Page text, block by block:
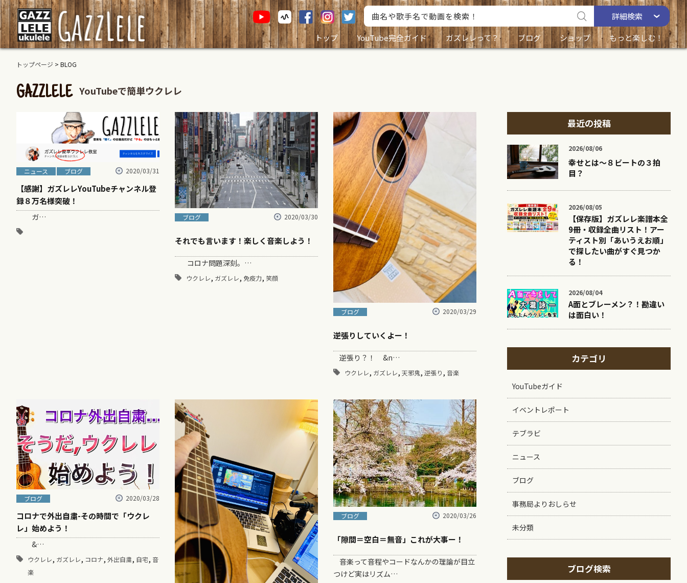
詳細検索
トップ
YouTube完全ガイド ガズレレって？ ブログ ショップ もっと楽しむ！
トップページ > BLOG
GAZZLELE YouTubeで簡単ウクレレ
ニュース ブログ 2020/03/31
【感謝】ガズレレYouTubeチャンネル登
録８万名様突破！
ガ… ブログ 2020/03/30
それでも言います！楽しく音楽しよう！
コロナ問題深刻。…
ウクレレ, ガズレレ, 免疫力, 笑顔
ブログ 2020/03/29
逆張りしていくよー！
逆張り？！ &n…
ウクレレ, ガズレレ, 天邪鬼, 逆張り, 音楽
ブログ 2020/03/28
コロナで外出自粛-その時間で「ウクレ
レ」始めよう！
&…
ウクレレ, ガズレレ, コロナ, 外出自粛, 自宅, 音
楽
ブログ 2020/03/26
「隙間＝空白＝無音」これが大事ー！
音楽って音程やコードなんかの理論が目立
つけど実はリズム…
最近の投稿
2026/08/06
幸せとは〜８ビートの３拍
目？
2026/08/05
【保存版】ガズレレ楽譜本全
9冊・収録全曲リスト！アー
ティスト別「あいうえお順」
で探したい曲がすぐ見つか
る！
2026/08/04
A面とブレーメン？！勘違い
は面白い！
カテゴリ
YouTubeガイド
イベントレポート
テブラビ
ニュース
ブログ
事務局よりおしらせ
未分類
ブログ検索